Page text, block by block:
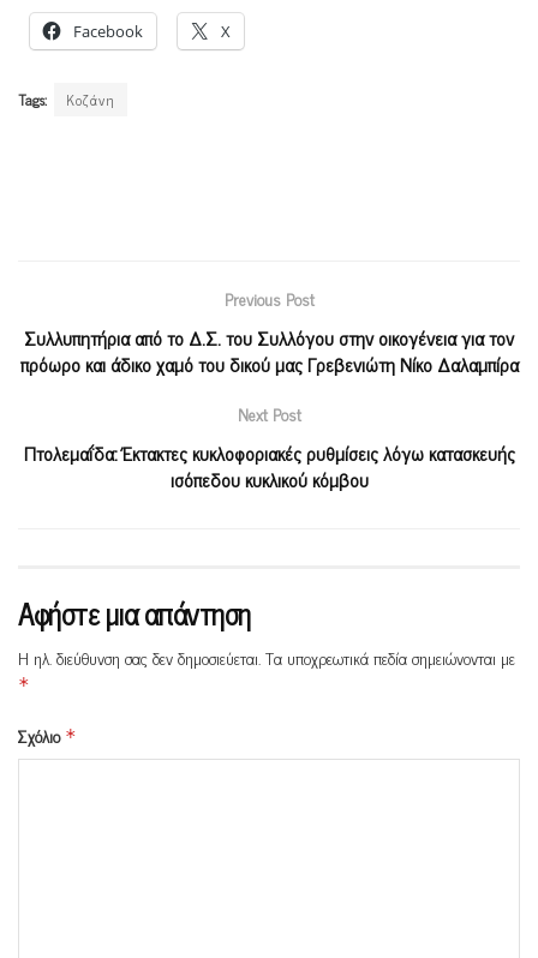
Facebook X
Tags: Κοζάνη
Previous Post
Συλλυπητήρια από το Δ.Σ. του Συλλόγου στην οικογένεια για τον
πρόωρο και άδικο χαμό του δικού μας Γρεβενιώτη Νίκο Δαλαμπίρα
Next Post
Πτολεμαΐδα: Έκτακτες κυκλοφοριακές ρυθμίσεις λόγω κατασκευής
ισόπεδου κυκλικού κόμβου
Αφήστε μια απάντηση
Η ηλ. διεύθυνση σας δεν δημοσιεύεται.Τα υποχρεωτικά πεδία σημειώνονται με
*
Σχόλιο *